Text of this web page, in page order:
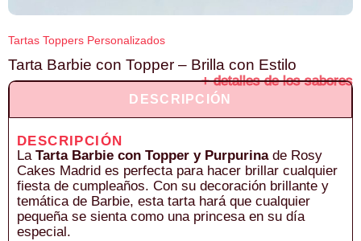
Tartas Toppers Personalizados
Tarta Barbie con Topper – Brilla con Estilo
+ detalles de los sabores
DESCRIPCIÓN
DESCRIPCIÓN
La Tarta Barbie con Topper y Purpurinade Rosy
Cakes Madrid es perfecta para hacer brillar cualquier
fiesta de cumpleaños. Con su decoración brillante y
temática de Barbie, esta tarta hará que cualquier
pequeña se sienta como una princesa en su día
especial.